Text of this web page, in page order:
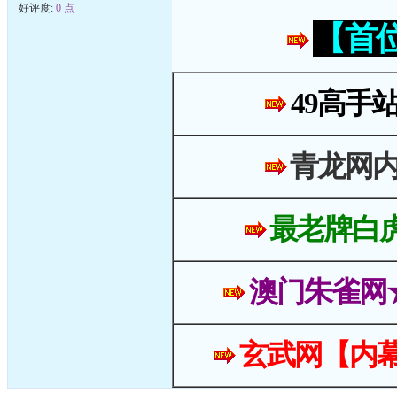
好评度: 0 点
【
49高手
青龙网
最老牌白
澳门朱雀
玄武网【内